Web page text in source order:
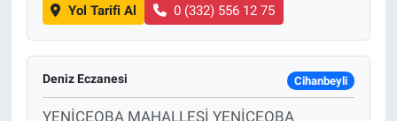
Yol Tarifi Al 0 (332) 556 12 75
Deniz Eczanesi Cihanbeyli
YENİCEOBA MAHALLESİ YENİCEOBA